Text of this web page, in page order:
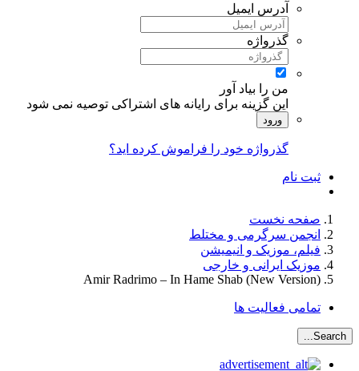
آدرس ایمیل
گذرواژه
من را بیاد آور
این گزینه برای رایانه های اشتراکی توصیه نمی شود
ورود
گذرواژه خود را فراموش کرده اید؟
ثبت نام
صفحه نخست
انجمن سرگرمی و مختلط
فیلم، موزیک و انیمیشن
موزیک ایرانی و خارجی
Amir Radrimo – In Hame Shab (New Version)
تمامی فعالیت ها
Search...